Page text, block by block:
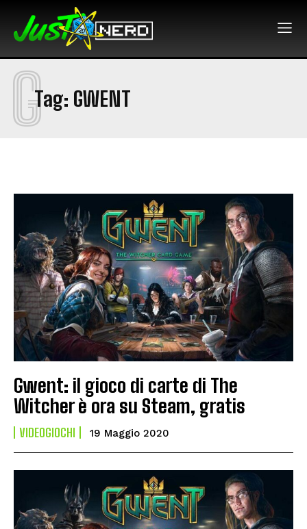
Tag: GWENT
G
Gwent: il gioco di carte di The
Witcher è ora su Steam, gratis
VIDEOGIOCHI 19 Maggio 2020